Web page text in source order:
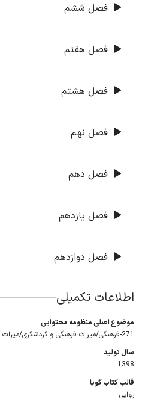
فصل ششم
فصل هفتم
فصل هشتم
فصل نهم
فصل دهم
فصل یازدهم
فصل دوازدهم
اطلاعات تکمیلی
موضوع اصلی منظومه محتوایی
271-فرهنگی/میراث فرهنگی و گردشگری/میراث فرهنگی و فرهنگ عامه
سال تولید
1398
قالب كتاب گویا
روایی